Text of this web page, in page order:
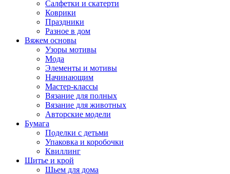
Салфетки и скатерти
Коврики
Праздники
Разное в дом
Вяжем основы
Узоры мотивы
Мода
Элементы и мотивы
Начинающим
Мастер-классы
Вязание для полных
Вязание для животных
Авторские модели
Бумага
Поделки с детьми
Упаковка и коробочки
Квиллинг
Шитье и крой
Шьем для дома